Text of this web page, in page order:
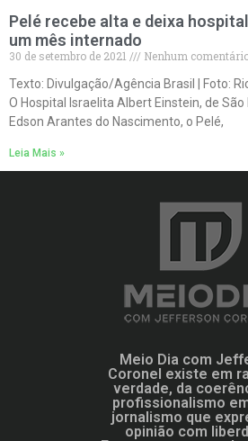
Pelé recebe alta e deixa
um mês internado
30 de setembro de 2021
Nenhum
Texto: Divulgação/Agência Brasil | Foto:
O Hospital Israelita Albert Einstein, de
Edson Arantes do Nascimento, o Pelé,
Leia Mais »
Meio Dia com
Coronel existe em
verdade, da
profissionalismo
jornalismo que
opinião com